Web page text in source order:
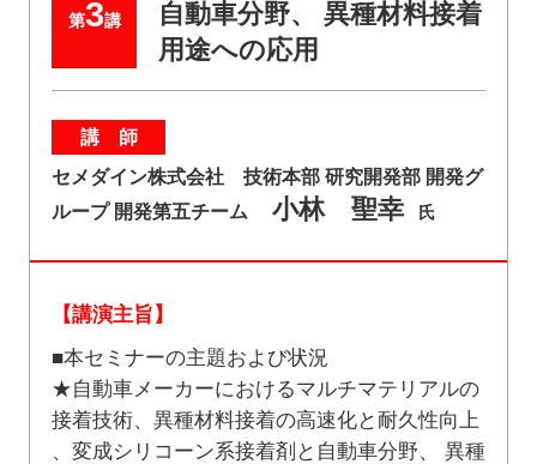
第3講
自動車分野、 異種材料接着
用途への応用
講 師
セメダイン株式会社 技術本部 研究開発部 開発グ
ループ 開発第五チーム
小林 聖幸 氏
【講演主旨】
■本セミナーの主題および状況
★自動車メーカーにおけるマルチマテリアルの
接着技術、異種材料接着の高速化と耐久性向上
、変成シリコーン系接着剤と自動車分野、 異種